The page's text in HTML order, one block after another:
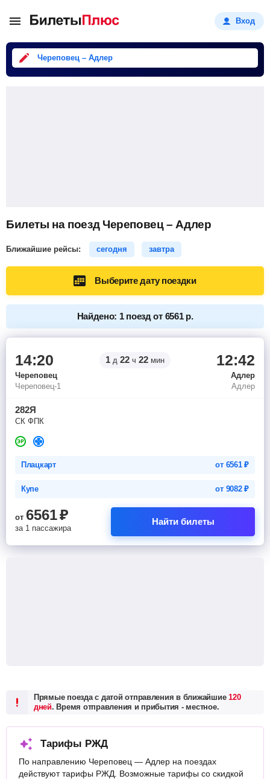
Вход
Череповец – Адлер
Билеты на поезд Череповец – Адлер
Ближайшие рейсы: сегодня завтра
Выберите дату поездки
Найдено: 1 поезд от 6561 р.
14:20 1 д 22 ч 22 мин 12:42
Череповец
Адлер
Череповец-1
Адлер
282Я
СК ФПК
Плацкарт от 6561₽
Купе от 9082₽
от 6561₽
за 1 пассажира
Найти билеты
Прямые поезда с датой отправления в ближайшие120
дней. Время отправления и прибытия - местное.
Тарифы РЖД
По направлению Череповец — Адлер на поездах
действуют тарифы РЖД. Возможные тарифы со скидкой